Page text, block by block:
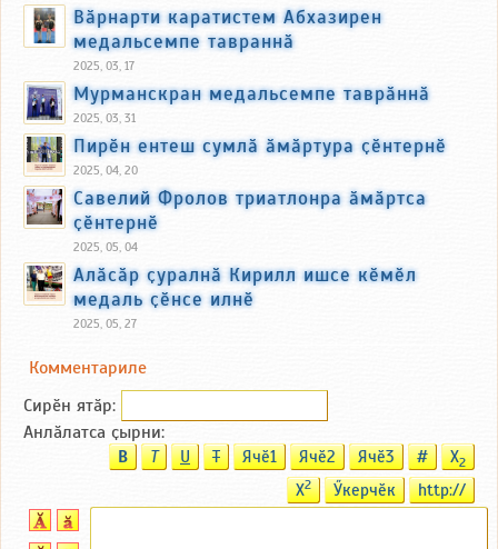
Вӑрнарти каратистем Абхазирен
медальсемпе тавраннӑ
2025, 03, 17
Мурманскран медальсемпе таврӑннӑ
2025, 03, 31
Пирӗн ентеш сумлӑ ӑмӑртура ҫӗнтернӗ
2025, 04, 20
Савелий Фролов триатлонра ӑмӑртса
ҫӗнтернӗ
2025, 05, 04
Алӑсӑр ҫуралнӑ Кирилл ишсе кӗмӗл
медаль ҫӗнсе илнӗ
2025, 05, 27
Комментариле
Сирӗн ятӑp:
Анлӑлатса ҫырни:
B T U T Ячӗ1 Ячӗ2 Ячӗ3 # X2
X2 Ӳкерчӗк http://